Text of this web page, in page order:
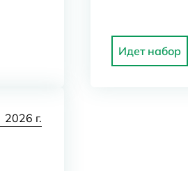
Идет набор
2026 г.